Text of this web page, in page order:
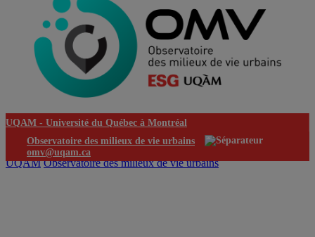
UQAM - Université du Québec à Montréal
Observatoire des milieux de vie urbains
omv@uqam.ca
UQAM Observatoire des milieux de vie urbains